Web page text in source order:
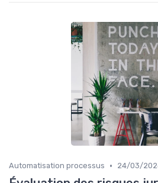
Automatisation processus • 24/03/